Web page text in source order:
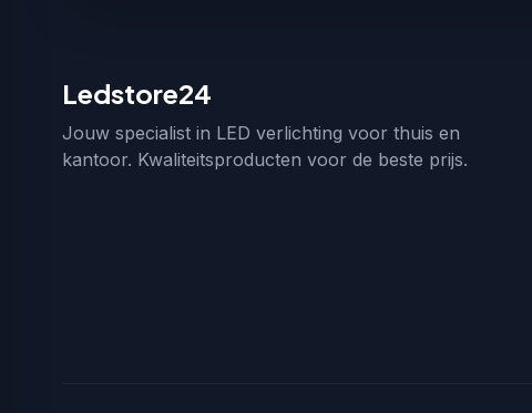
Ledstore24
Jouw specialist in LED verlichting voor thuis en
kantoor. Kwaliteitsproducten voor de beste prijs.